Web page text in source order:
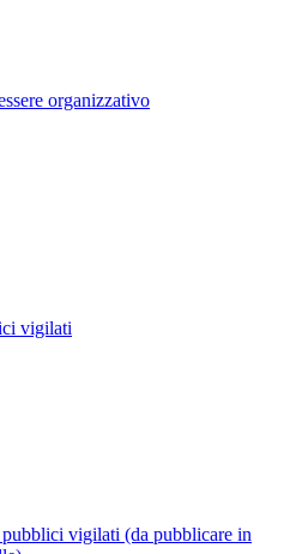
organizzativo
vigilati
vigilati (da pubblicare in